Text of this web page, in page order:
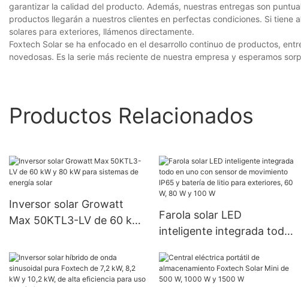
garantizar la calidad del producto. Además, nuestras entregas son
productos llegarán a nuestros clientes en perfectas condiciones. Si
solares para exteriores, llámenos directamente.
Foxtech Solar se ha enfocado en el desarrollo continuo de productos,
novedosas. Es la serie más reciente de nuestra empresa y esperamos
Productos Relacionados
Inversor solar Growatt
Max 50KTL3-LV de 60 kW
energía solar
Farola solar LED
inteligente integrada todo
movimiento IP65 y batería
de litio para exteriores, 60